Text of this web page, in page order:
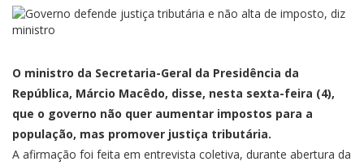
O ministro da Secretaria-Geral da Presidência da
República, Márcio Macêdo, disse, nesta sexta-feira (4),
que o governo não quer aumentar impostos para a
população, mas promover justiça tributária.
A afirmação foi feita em entrevista coletiva, durante abertura da